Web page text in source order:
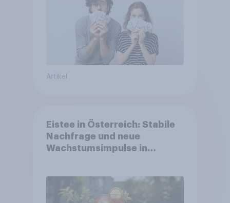
Artikel
Eistee in Österreich: Stabile
Nachfrage und neue
Wachstumsimpulse in